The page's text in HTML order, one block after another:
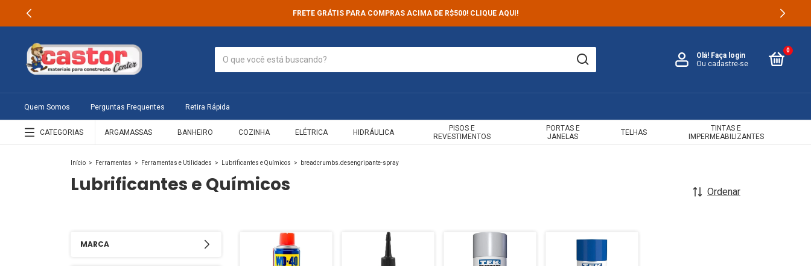
FRETE GRÁTIS PARA COMPRAS ACIMA DE R$500! CLIQUE AQUI!
Olá! Faça login
Ou cadastre-se
0
Quem Somos Perguntas Frequentes Retira Rápida
CATEGORIAS ARGAMASSAS BANHEIRO COZINHA ELÉTRICA HIDRÁULICA
PISOS E
REVESTIMENTOS
PORTAS E
JANELAS
TELHAS
TINTAS E
IMPERMEABILIZANTES
Início > Ferramentas > Ferramentas e Utilidades > Lubrificantes e Químicos > breadcrumbs.desengripante-spray
Lubrificantes e Químicos Ordenar
MARCA